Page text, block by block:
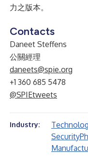
力之版本。
Contacts
Daneet Steffens
公關經理
daneets@spie.org
+1 360 685 5478
@SPIEtweets
Industry:
Security